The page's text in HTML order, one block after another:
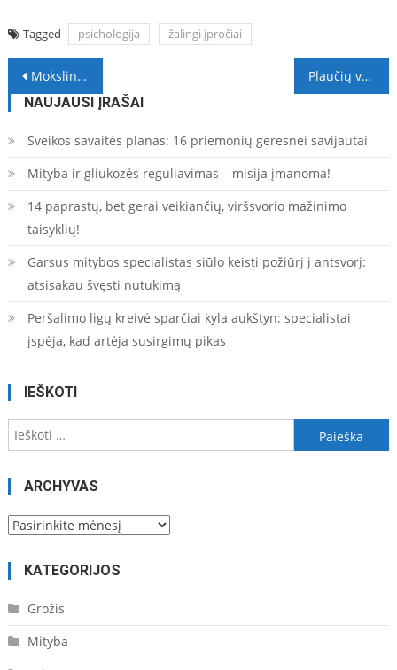
Tagged psichologija žalingi įpročiai
Navigacija
tarp
įrašų
Mokslininko dr. Paul Clayton paskaita apie lėtinio uždegimo žalą organizmui Vilniuje
Plaučių vėžys – daugiausia gyvybių nusinešanti vėžio forma
NAUJAUSI ĮRAŠAI
Sveikos savaitės planas: 16 priemonių geresnei savijautai
Mityba ir gliukozės reguliavimas – misija įmanoma!
14 paprastų, bet gerai veikiančių, viršsvorio mažinimo
taisyklių!
Garsus mitybos specialistas siūlo keisti požiūrį į antsvorį:
atsisakau švęsti nutukimą
Peršalimo ligų kreivė sparčiai kyla aukštyn: specialistai
įspėja, kad artėja susirgimų pikas
IEŠKOTI
Ieškoti:
ARCHYVAS
Archyvas
KATEGORIJOS
Grožis
Mityba